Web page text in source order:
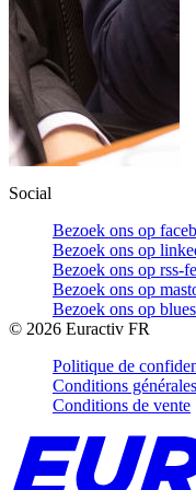
Social
Bezoek ons op
Bezoek ons op
Bezoek ons op rss-
Bezoek ons op
Bezoek ons op
© 2026 Euractiv FR
Politique de
Conditions générales
Conditions de vente